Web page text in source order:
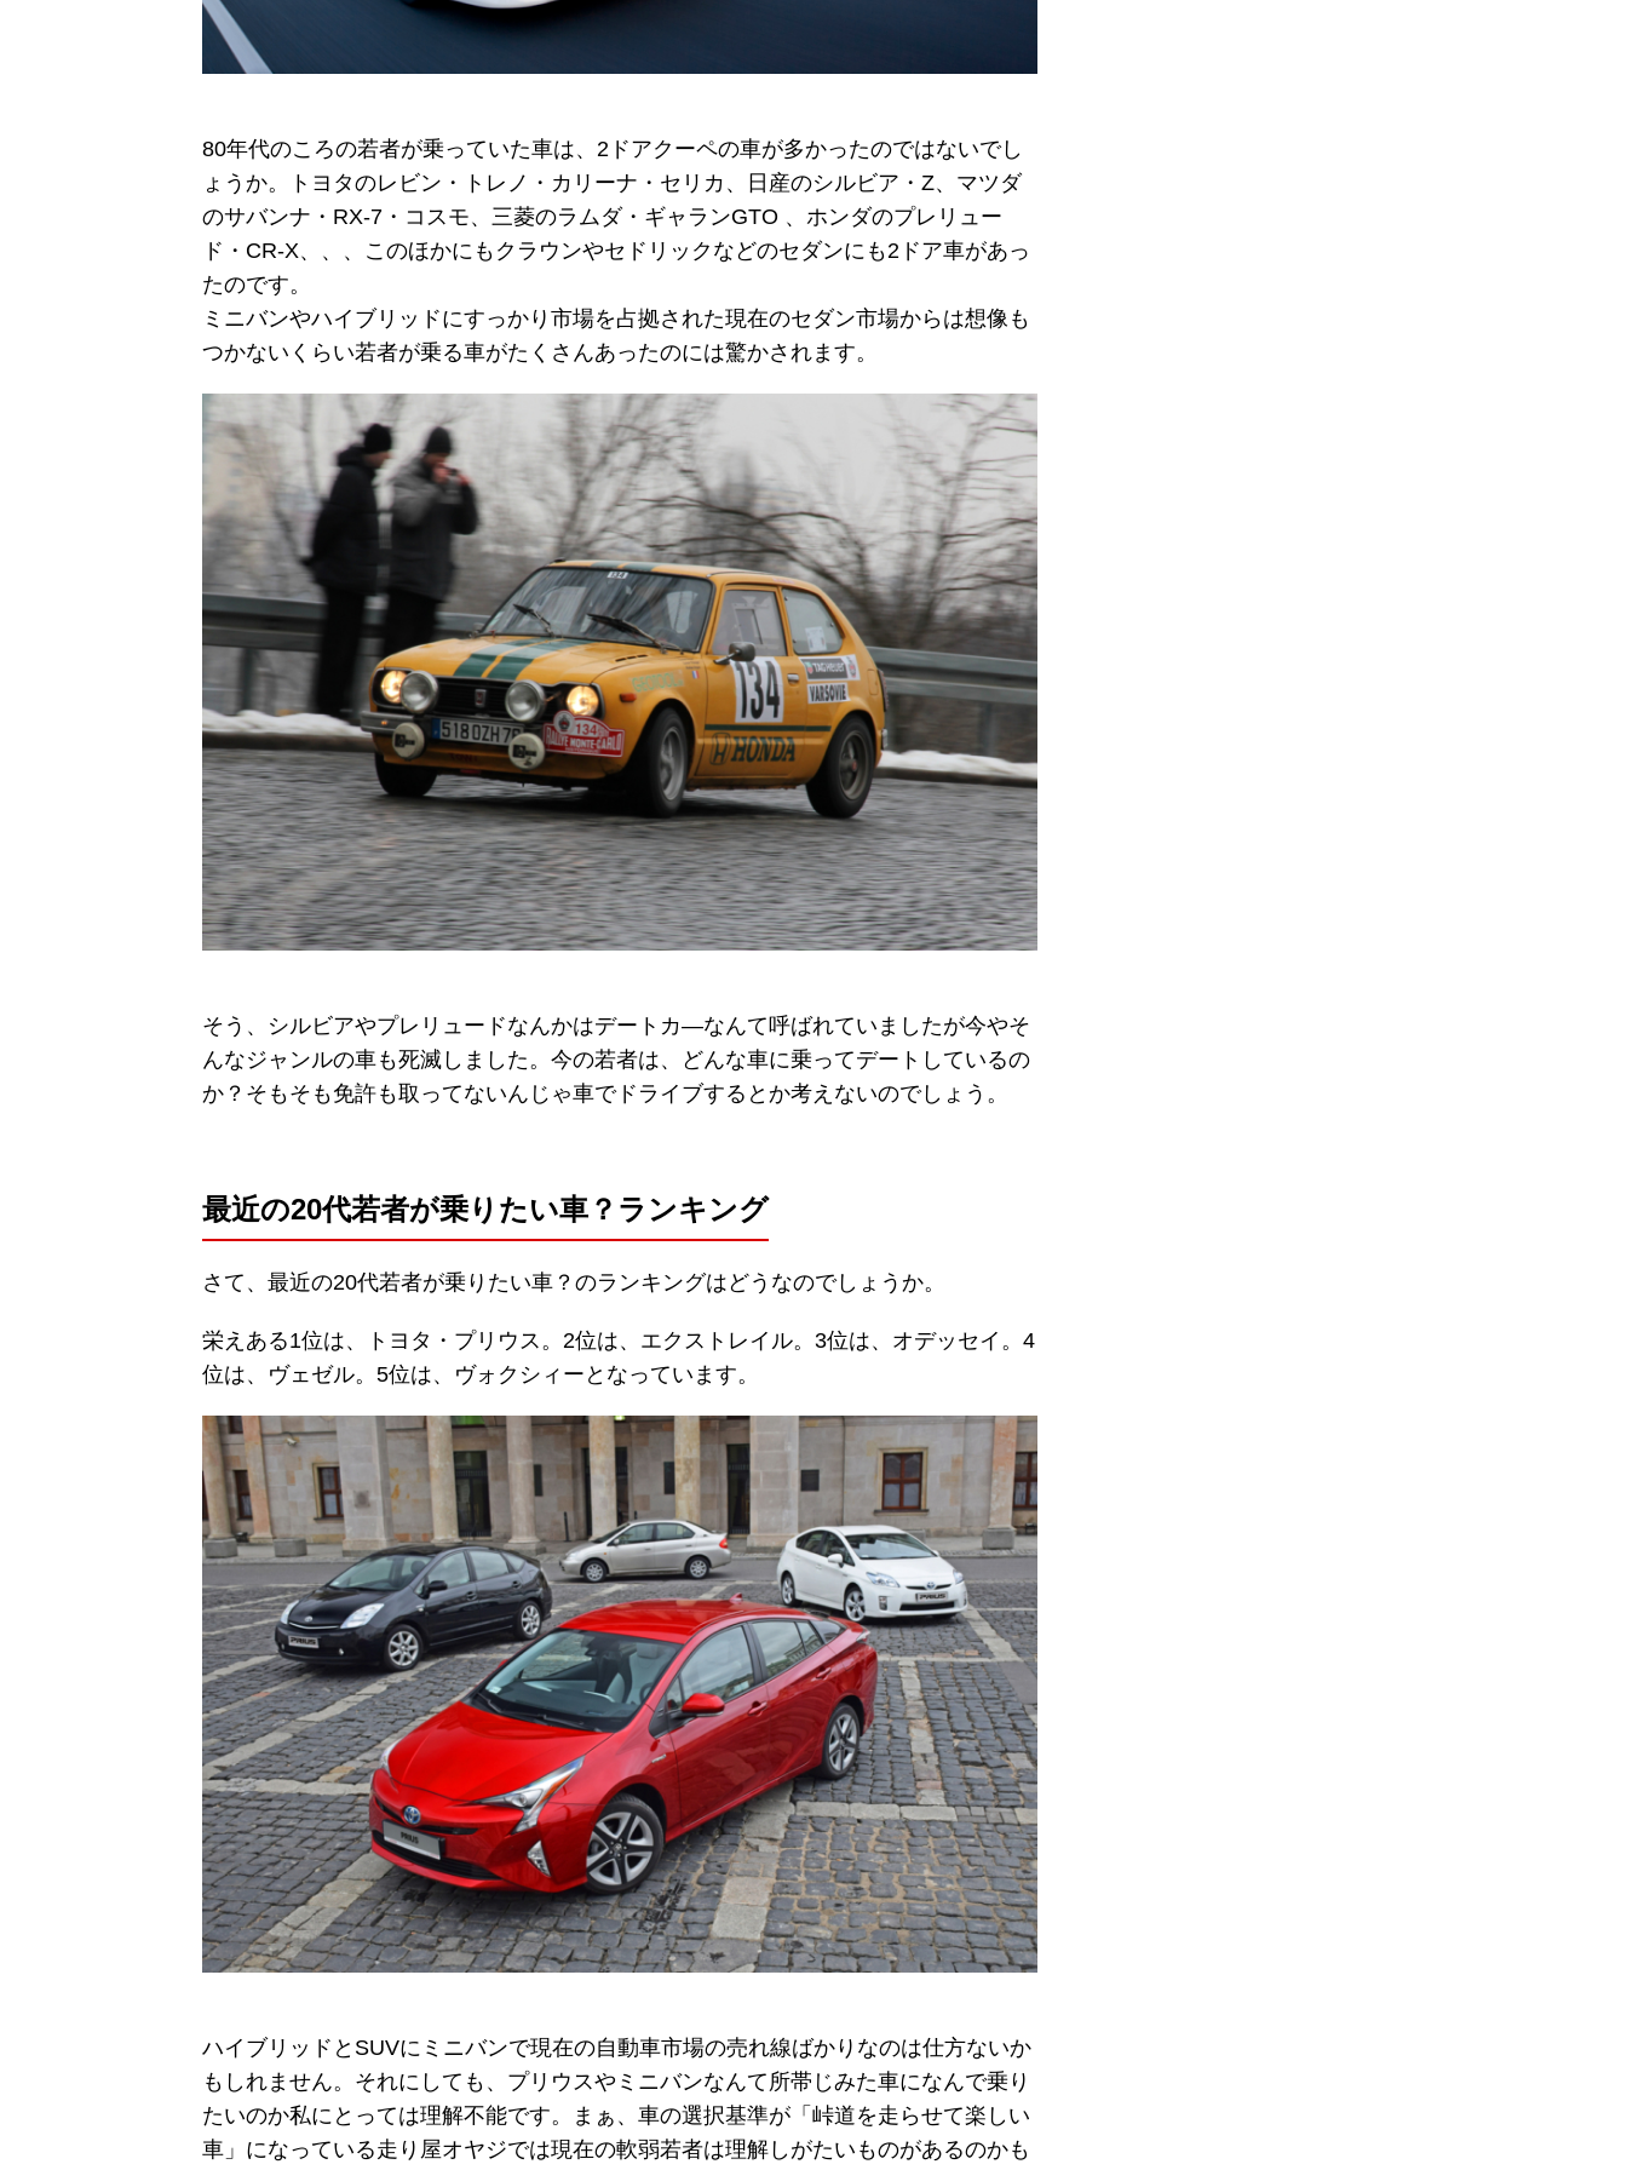
80年代のころの若者が乗っていた車は、2ドアクーペの車が多かったのではないでし
ょうか。トヨタのレビン・トレノ・カリーナ・セリカ、日産のシルビア・Z、マツダ
のサバンナ・RX-7・コスモ、三菱のラムダ・ギャランGTO 、ホンダのプレリュー
ド・CR-X、、、このほかにもクラウンやセドリックなどのセダンにも2ドア車があっ
たのです。
ミニバンやハイブリッドにすっかり市場を占拠された現在のセダン市場からは想像も
つかないくらい若者が乗る車がたくさんあったのには驚かされます。
そう、シルビアやプレリュードなんかはデートカ―なんて呼ばれていましたが今やそ
んなジャンルの車も死滅しました。今の若者は、どんな車に乗ってデートしているの
か？そもそも免許も取ってないんじゃ車でドライブするとか考えないのでしょう。
最近の20代若者が乗りたい車？ランキング
さて、最近の20代若者が乗りたい車？のランキングはどうなのでしょうか。
栄えある1位は、トヨタ・プリウス。2位は、エクストレイル。3位は、オデッセイ。4
位は、ヴェゼル。5位は、ヴォクシィーとなっています。
ハイブリッドとSUVにミニバンで現在の自動車市場の売れ線ばかりなのは仕方ないか
もしれません。それにしても、プリウスやミニバンなんて所帯じみた車になんで乗り
たいのか私にとっては理解不能です。まぁ、車の選択基準が「峠道を走らせて楽しい
車」になっている走り屋オヤジでは現在の軟弱若者は理解しがたいものがあるのかも